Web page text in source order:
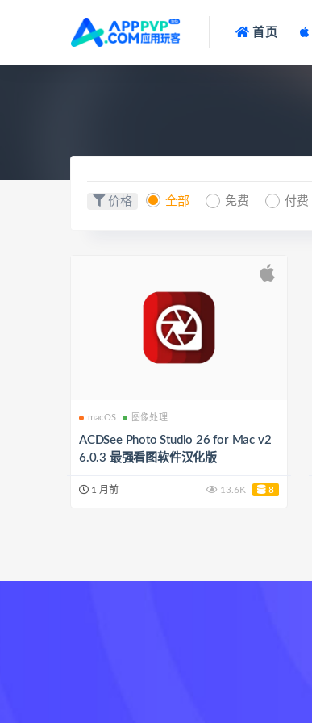
首页
价格 全部 免费 付费
macOS 图像处理
ACDSee Photo Studio 26 for Mac v2
6.0.3 最强看图软件汉化版
1 月前 13.6K 8